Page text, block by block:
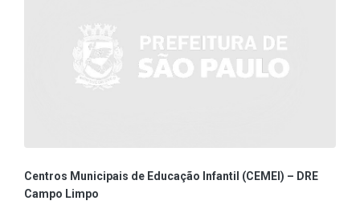
Centros Municipais de Educação Infantil (CEMEI) – DRE
Campo Limpo